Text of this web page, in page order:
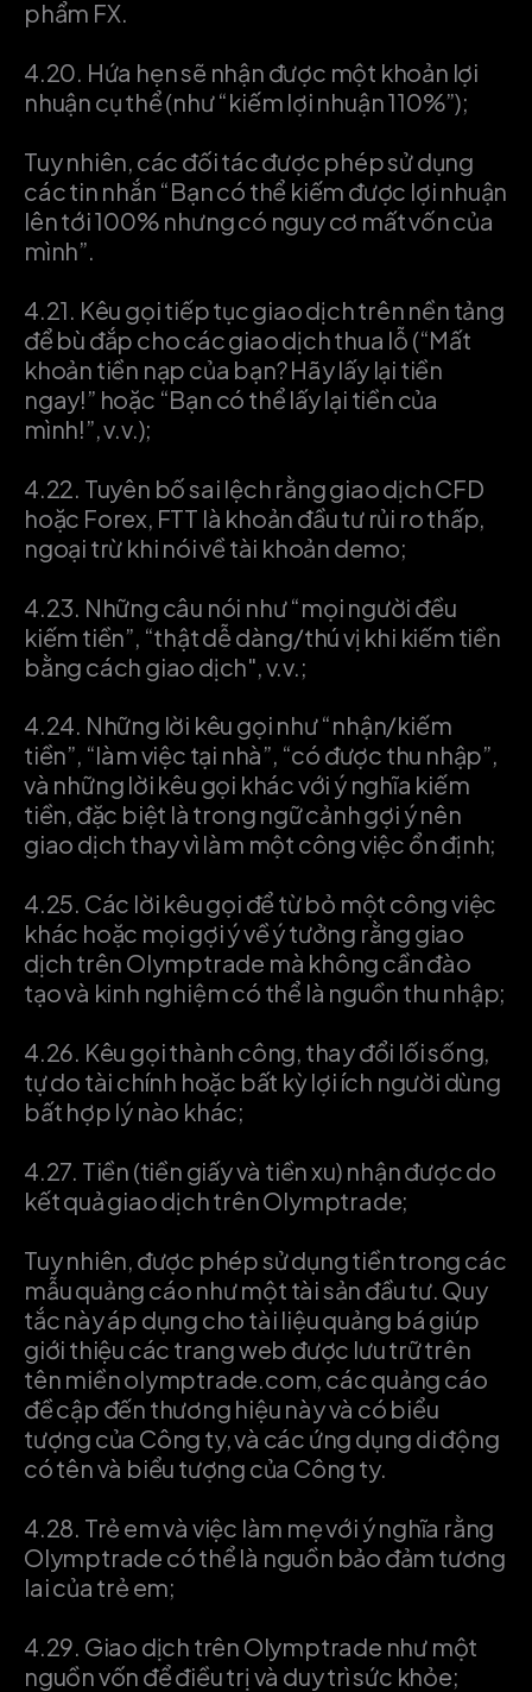
phẩm FX.
4.20. Hứa hẹn sẽ nhận được một khoản lợi
nhuận cụ thể (như “kiếm lợi nhuận 110%”);
Tuy nhiên, các đối tác được phép sử dụng
các tin nhắn “Bạn có thể kiếm được lợi nhuận
lên tới 100% nhưng có nguy cơ mất vốn của
mình”.
4.21. Kêu gọi tiếp tục giao dịch trên nền tảng
để bù đắp cho các giao dịch thua lỗ (“Mất
khoản tiền nạp của bạn? Hãy lấy lại tiền
ngay!” hoặc “Bạn có thể lấy lại tiền của
mình!”, v.v.);
4.22. Tuyên bố sai lệch rằng giao dịch CFD
hoặc Forex, FTT là khoản đầu tư rủi ro thấp,
ngoại trừ khi nói về tài khoản demo;
4.23. Những câu nói như “mọi người đều
kiếm tiền”, “thật dễ dàng/thú vị khi kiếm tiền
bằng cách giao dịch", v.v.;
4.24. Những lời kêu gọi như “nhận/kiếm
tiền”, “làm việc tại nhà”, “có được thu nhập”,
và những lời kêu gọi khác với ý nghĩa kiếm
tiền, đặc biệt là trong ngữ cảnh gợi ý nên
giao dịch thay vì làm một công việc ổn định;
4.25. Các lời kêu gọi để từ bỏ một công việc
khác hoặc mọi gợi ý về ý tưởng rằng giao
dịch trên Olymptrade mà không cần đào
tạo và kinh nghiệm có thể là nguồn thu nhập;
4.26. Kêu gọi thành công, thay đổi lối sống,
tự do tài chính hoặc bất kỳ lợi ích người dùng
bất hợp lý nào khác;
4.27. Tiền (tiền giấy và tiền xu) nhận được do
kết quả giao dịch trên Olymptrade;
Tuy nhiên, được phép sử dụng tiền trong các
mẫu quảng cáo như một tài sản đầu tư. Quy
tắc này áp dụng cho tài liệu quảng bá giúp
giới thiệu các trang web được lưu trữ trên
tên miền olymptrade.com, các quảng cáo
đề cập đến thương hiệu này và có biểu
tượng của Công ty, và các ứng dụng di động
có tên và biểu tượng của Công ty.
4.28. Trẻ em và việc làm mẹ với ý nghĩa rằng
Olymptrade có thể là nguồn bảo đảm tương
lai của trẻ em;
4.29. Giao dịch trên Olymptrade như một
nguồn vốn để điều trị và duy trì sức khỏe;